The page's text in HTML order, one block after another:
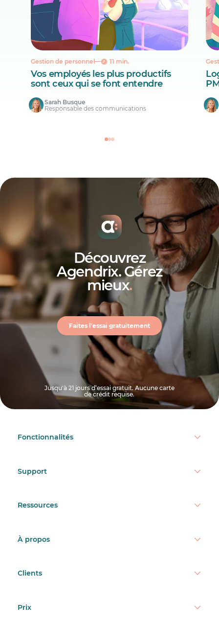
Gestion de personnel 11 min.
Vos employés les plus productifs
sont ceux qui se font entendre
Sarah Busque
Responsable des communications
Découvrez
Agendrix. Gérez
mieux.
Faites l'essai gratuitement
Jusqu'à 21 jours d’essai gratuit. Aucune carte
de crédit requise.
Fonctionnalités
Support
Ressources
À propos
Clients
Prix